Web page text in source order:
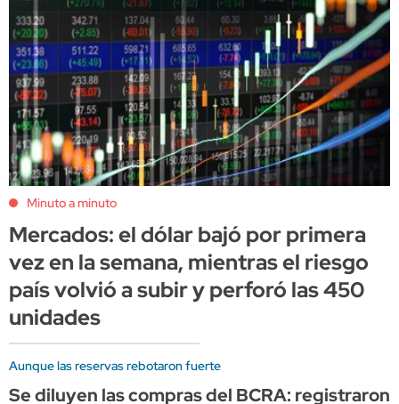
Minuto a minuto
Mercados: el dólar bajó por primera
vez en la semana, mientras el riesgo
país volvió a subir y perforó las 450
unidades
Aunque las reservas rebotaron fuerte
Se diluyen las compras del BCRA: registraron